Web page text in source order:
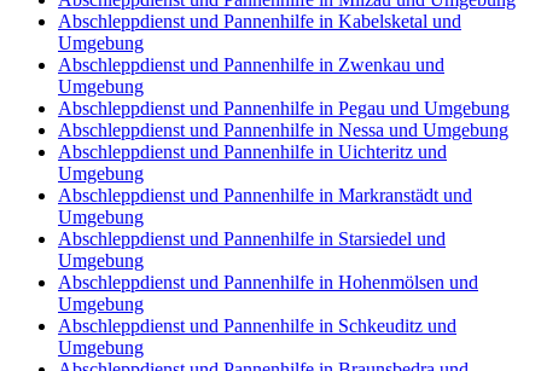
Abschleppdienst und Pannenhilfe in Kabelsketal und
Umgebung
Abschleppdienst und Pannenhilfe in Zwenkau und
Umgebung
Abschleppdienst und Pannenhilfe in Pegau und Umgebung
Abschleppdienst und Pannenhilfe in Nessa und Umgebung
Abschleppdienst und Pannenhilfe in Uichteritz und
Umgebung
Abschleppdienst und Pannenhilfe in Markranstädt und
Umgebung
Abschleppdienst und Pannenhilfe in Starsiedel und
Umgebung
Abschleppdienst und Pannenhilfe in Hohenmölsen und
Umgebung
Abschleppdienst und Pannenhilfe in Schkeuditz und
Umgebung